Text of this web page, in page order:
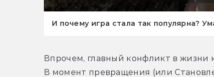
И почему игра стала так популярна?
Впрочем, главный конфликт в
В момент превращения (или